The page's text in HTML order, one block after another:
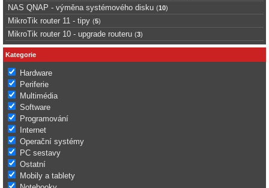
NAS QNAP - výměna systémového disku (10)
MikroTik router 11 - tipy (5)
MikroTik router 10 - upgrade routeru (3)
Kategorie
Hardware
Periferie
Multimédia
Software
Programování
Internet
Operační systémy
PC sestavy
Ostatní
Mobily a tablety